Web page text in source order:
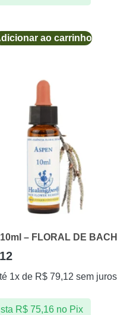
ao carrinho
– FLORAL DE BACH
1x de R$ 79,12 sem juros
R$75,16 no Pix